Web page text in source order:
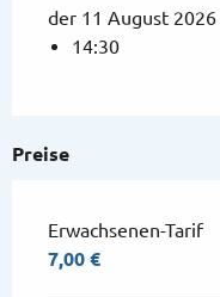
Preise
Erwachsenen-Tarif
7,00 €
der 11 August 2026
14:30